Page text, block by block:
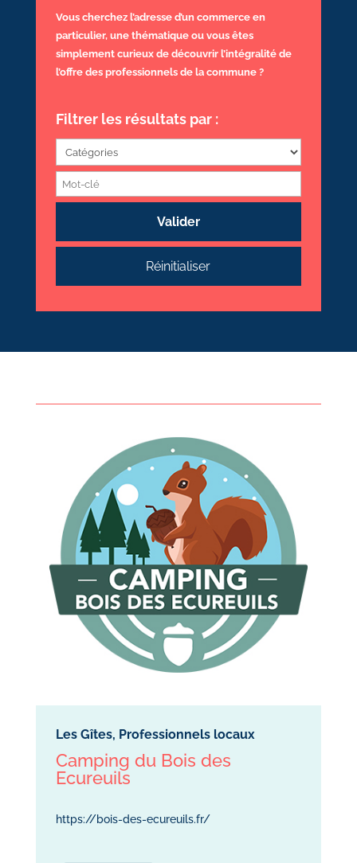
Vous cherchez l’adresse d’un commerce en
particulier, une thématique ou vous êtes
simplement curieux de découvrir l’intégralité de
l’offre des professionnels de la commune ?
Filtrer les résultats par :
Valider
Réinitialiser
Les Gîtes, Professionnels locaux
Camping du Bois des
Ecureuils
https://bois-des-ecureuils.fr/